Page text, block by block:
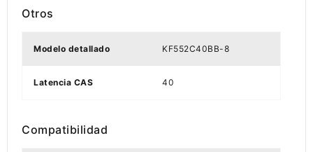
Otros
Modelo detallado KF552C40BB-8
Latencia CAS 40
Compatibilidad